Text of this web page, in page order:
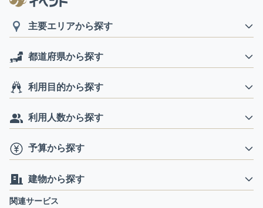
主要エリアから探す
都道府県から探す
利用目的から探す
利用人数から探す
予算から探す
建物から探す
関連サービス